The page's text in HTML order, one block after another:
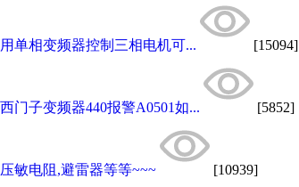
用单相变频器控制三相电机可... [15094]
西门子变频器440报警A0501如... [5852]
压敏电阻,避雷器等等~~~ [10939]